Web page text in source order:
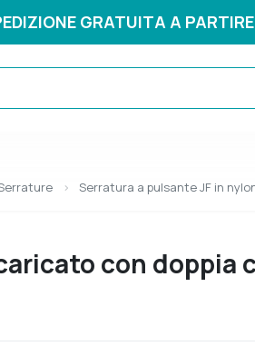
GRATUITA A
Serratura a pulsante JF in
con doppia